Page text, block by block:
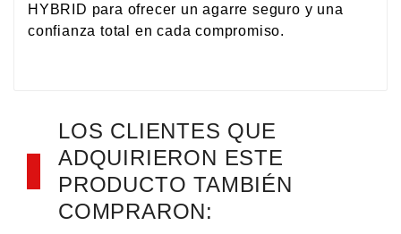
HYBRID para ofrecer un agarre seguro y una
confianza total en cada compromiso.
LOS CLIENTES QUE
ADQUIRIERON ESTE
PRODUCTO TAMBIÉN
COMPRARON: